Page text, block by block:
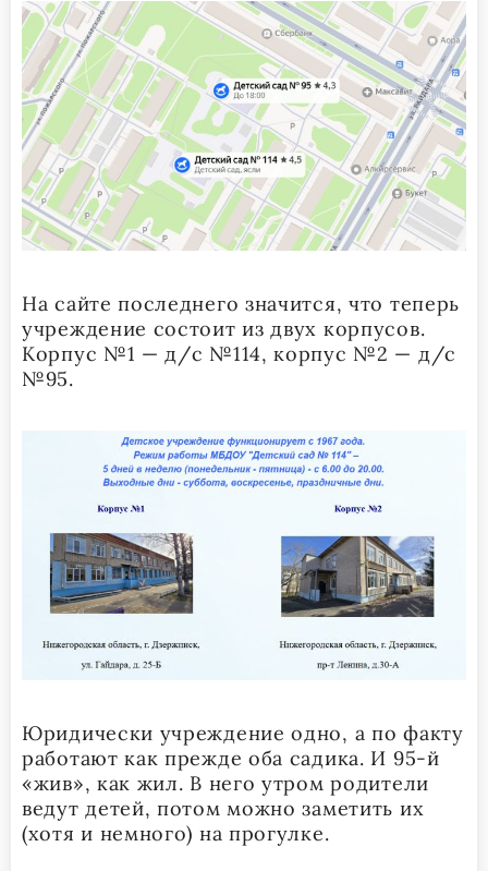
На сайте последнего значится, что теперь
учреждение состоит из двух корпусов.
Корпус №1 — д/с №114, корпус №2 — д/с
№95.
Юридически учреждение одно, а по факту
работают как прежде оба садика. И 95-й
«жив», как жил. В него утром родители
ведут детей, потом можно заметить их
(хотя и немного) на прогулке.